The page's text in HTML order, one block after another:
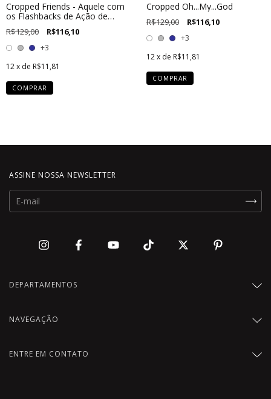
Cropped Friends - Aquele com
os Flashbacks de Ação de
Graças
R$129,00 R$116,10
+3
12x de R$11,81
COMPRAR
Cropped Oh...My...God
R$129,00 R$116,10
+3
12 x de R$11,81
COMPRAR
ASSINE NOSSA NEWSLETTER
DEPARTAMENTOS
NAVEGAÇÃO
ENTRE EM CONTATO